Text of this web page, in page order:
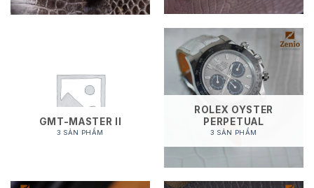
GMT-MASTER II
3 SẢN PHẨM
ROLEX OYSTER
PERPETUAL
3 SẢN PHẨM